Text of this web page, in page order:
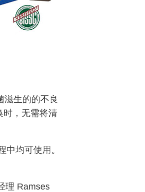
滋生的的不良
时，无需将清
均可使用。
理 Ramses